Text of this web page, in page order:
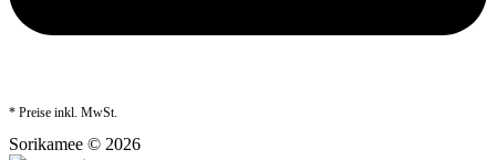
* Preise inkl. MwSt.
Sorikamee © 2026